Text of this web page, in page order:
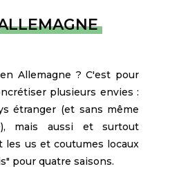
Allemagne ? C'est pour
plusieurs envies :
étranger (et sans même
mais aussi et surtout
les us et coutumes locaux
pour quatre saisons.